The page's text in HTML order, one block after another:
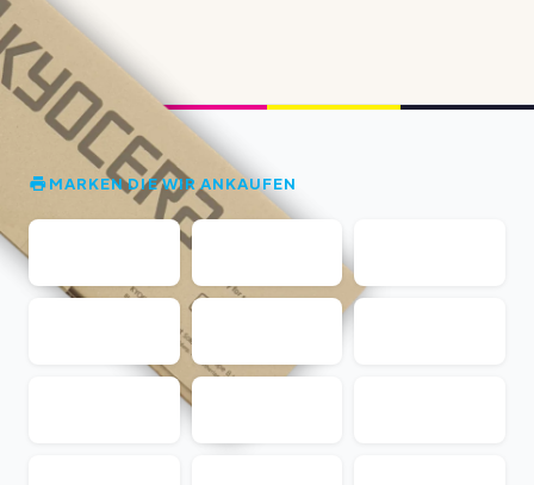
MARKEN DIE WIR ANKAUFEN